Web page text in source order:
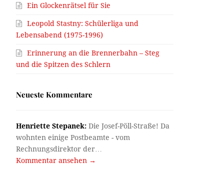
Ein Glockenrätsel für Sie
Leopold Stastny: Schülerliga und
Lebensabend (1975-1996)
Erinnerung an die Brennerbahn – Steg
und die Spitzen des Schlern
Neueste Kommentare
Henriette Stepanek: Die Josef-Pöll-Straße! Da
wohnten einige Postbeamte - vom
Rechnungsdirektor der…
Kommentar ansehen →